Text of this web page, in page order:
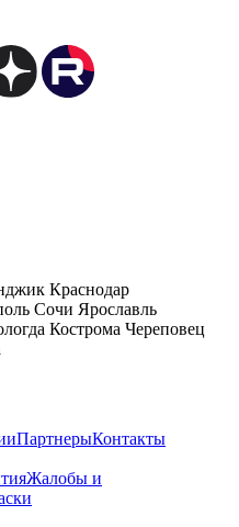
Краснодар
Сочи Ярославль
Кострома Череповец
ПартнерыКонтакты
Жалобы и